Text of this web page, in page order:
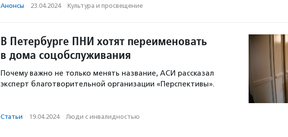
Анонсы · 23.04.2024 · Культура и просвещение
В Петербурге ПНИ хотят переименовать
в дома соцобслуживания
Почему важно не только менять название, АСИ рассказал
эксперт благотворительной организации «Перспективы».
Статьи · 19.04.2024 · Люди с инвалидностью